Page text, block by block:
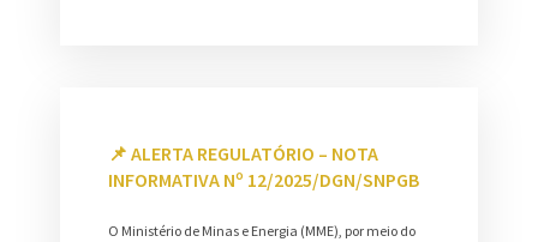
📌 ALERTA REGULATÓRIO – NOTA
INFORMATIVA Nº 12/2025/DGN/SNPGB
O Ministério de Minas e Energia (MME), por meio do